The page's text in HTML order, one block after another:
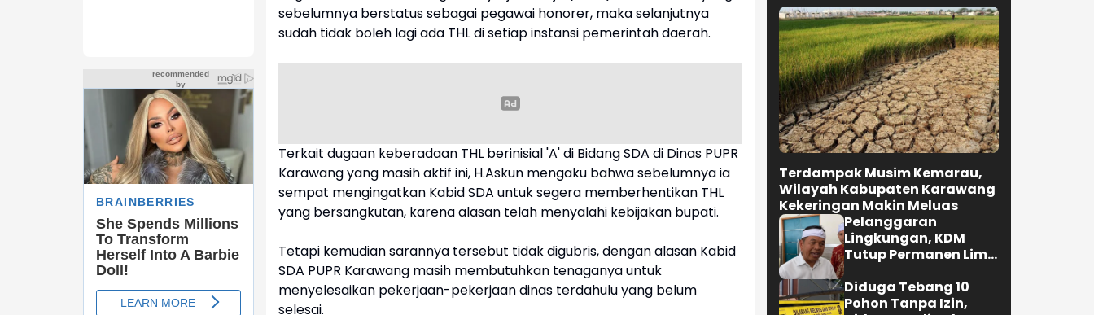
sebelumnya berstatus sebagai pegawai honorer, maka selanjutnya
sudah tidak boleh lagi ada THL di setiap instansi pemerintah daerah.
Terkait dugaan keberadaan THL berinisial 'A' di Bidang SDA di Dinas PUPR
Karawang yang masih aktif ini, H.Askun mengaku bahwa sebelumnya ia
sempat mengingatkan Kabid SDA untuk segera memberhentikan THL
yang bersangkutan, karena alasan telah menyalahi kebijakan bupati.
Tetapi kemudian sarannya tersebut tidak digubris, dengan alasan Kabid
SDA PUPR Karawang masih membutuhkan tenaganya untuk
menyelesaikan pekerjaan-pekerjaan dinas terdahulu yang belum
selesai.
Terdampak Musim Kemarau,
Wilayah Kabupaten Karawang
Kekeringan Makin Meluas
Pelanggaran
Lingkungan, KDM
Tutup Permanen Lima
di Cipatat
Diduga Tebang 10
Pohon Tanpa Izin,